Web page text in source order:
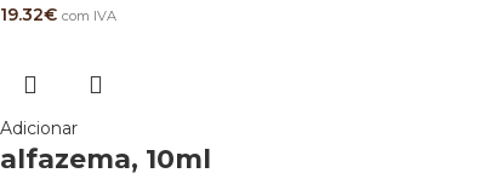
19.32€ com IVA
Adicionar
alfazema, 10ml